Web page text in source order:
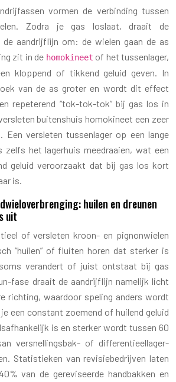
vormen de verbinding tussen
Zodra je gas loslaat, draait de
aandrijflijn om: de wielen gaan de as
zit in de homokineet of het tussenlager,
kloppend of tikkend geluid geven. In
van de as groter en wordt dit effect
repeterend “tok-tok-tok” bij gas los in
buitenshuis homokineet een zeer
Een versleten tussenlager op een lange
zelfs het lagerhuis meedraaien, wat een
geluid veroorzaakt dat bij gas los kort
is.
huilen en dreunen
uit
of versleten kroon- en pignonwielen
“huilen” of fluiten horen dat sterker is
verandert of juist ontstaat bij gas
fase draait de aandrijflijn namelijk licht
richting, waardoor speling anders wordt
een constant zoemend of huilend geluid
is en sterker wordt tussen 60
versnellingsbak- of differentieellager-
Statistieken van revisiebedrijven laten
van de gereviseerde handbakken en